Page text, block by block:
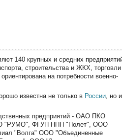
140 крупных и средних
строительства и ЖКХ, торговли
на потребности военно-
известна не только в России, но и
предприятий - ОАО ПКО
"РУМО", ФГУП НПП "Полет", ООО
"Волга" ООО "Объединенные